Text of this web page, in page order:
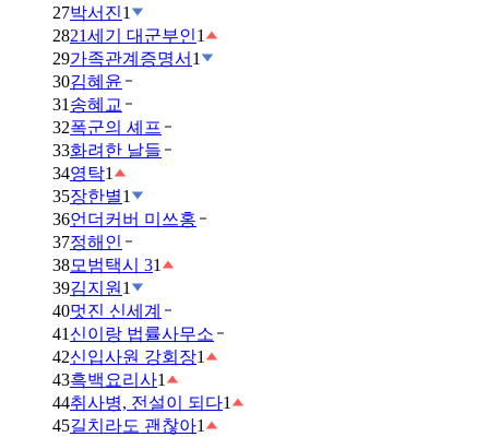
27박서진1
2821세기 대군부인1
29가족관계증명서 1
30김혜윤
31 송혜교
32폭군의 셰프
33화려한 날들
34영탁1
35장한별1
36언더커버 미쓰홍
37정해인
38모범택시 31
39김지원 1
40멋진 신세계
41 신이랑 법률사무소
42신입사원 강회장1
43흑백요리사1
44취사병, 전설이 되다1
45길치라도 괜찮아1